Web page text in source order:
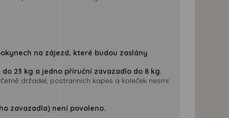
na zájezd, které budou zaslány
23 kg a jedno příruční zavazadlo do 8 kg.
držadel, postranních kapes a koleček nesmí
zavazadla) není povoleno.